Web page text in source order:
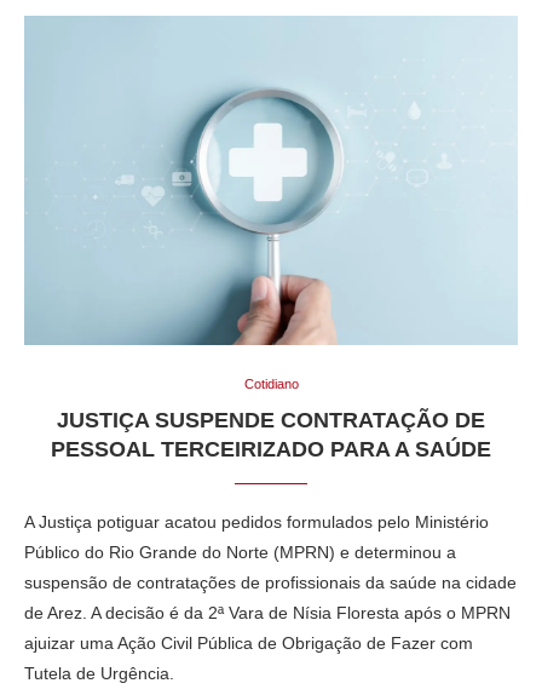
Cotidiano
JUSTIÇA SUSPENDE CONTRATAÇÃO DE
PESSOAL TERCEIRIZADO PARA A SAÚDE
A Justiça potiguar acatou pedidos formulados pelo Ministério
Público do Rio Grande do Norte (MPRN) e determinou a
suspensão de contratações de profissionais da saúde na cidade
de Arez. A decisão é da 2ª Vara de Nísia Floresta após o MPRN
ajuizar uma Ação Civil Pública de Obrigação de Fazer com
Tutela de Urgência.